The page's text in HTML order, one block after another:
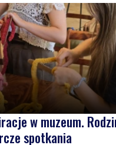
prawdziwe perełki.